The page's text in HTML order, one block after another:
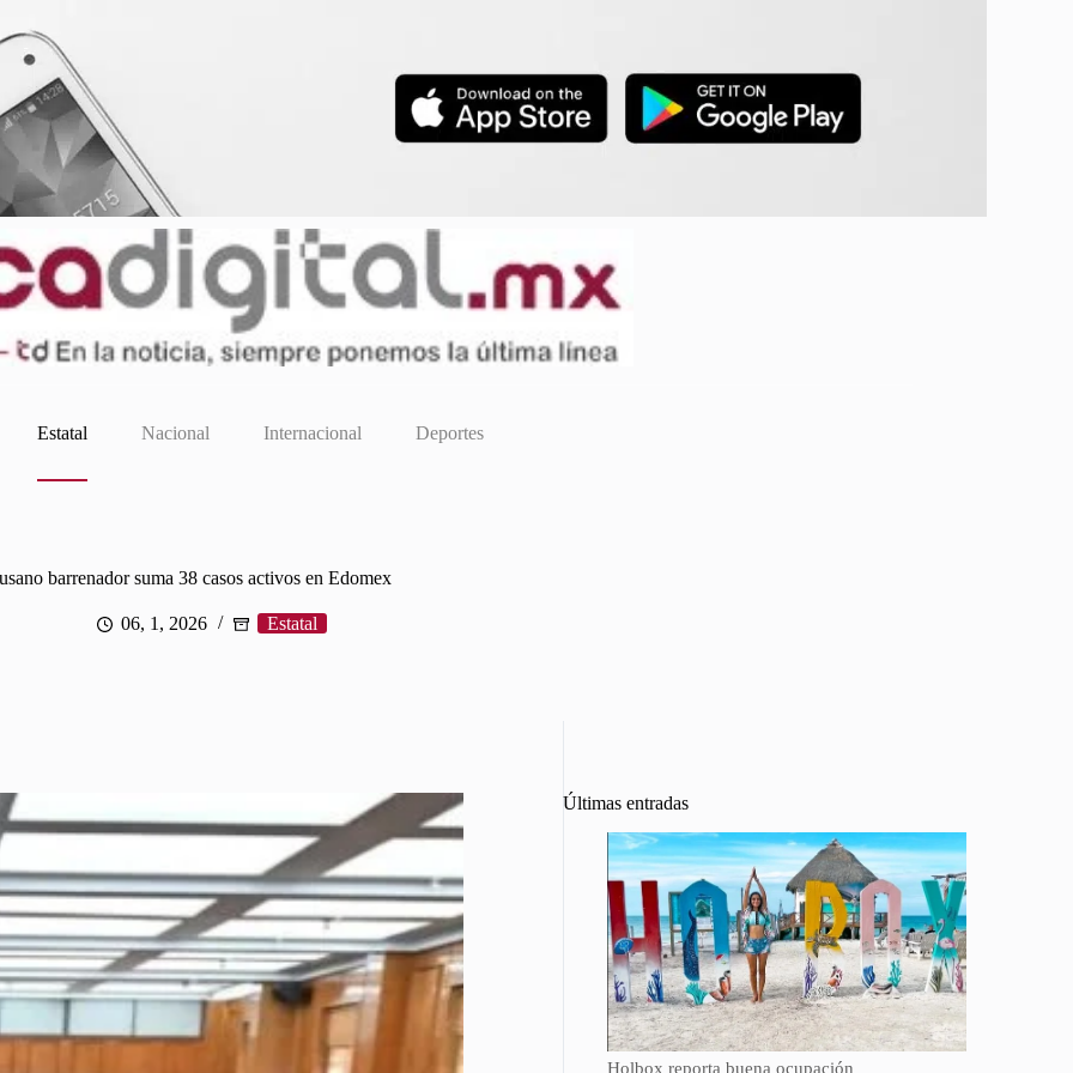
Estatal Nacional Internacional Deportes
barrenador suma 38 casos activos en Edomex
06, 1, 2026 Estatal
Últimas entradas
Holbox reporta buena ocupación